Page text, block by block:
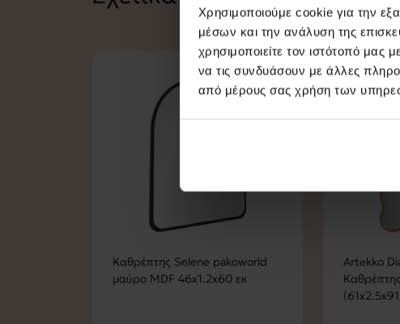
Χρησιμοποιούμε cookie για την
μέσων και την ανάλυση της
χρησιμοποιείτε τον ιστότοπό
να τις συνδυάσουν με άλλες
από μέρους σας χρήση των
Καθρέπτης Selene pakoworld
μαύρο MDF 46x1.2x60 εκ
-15%
Artekko